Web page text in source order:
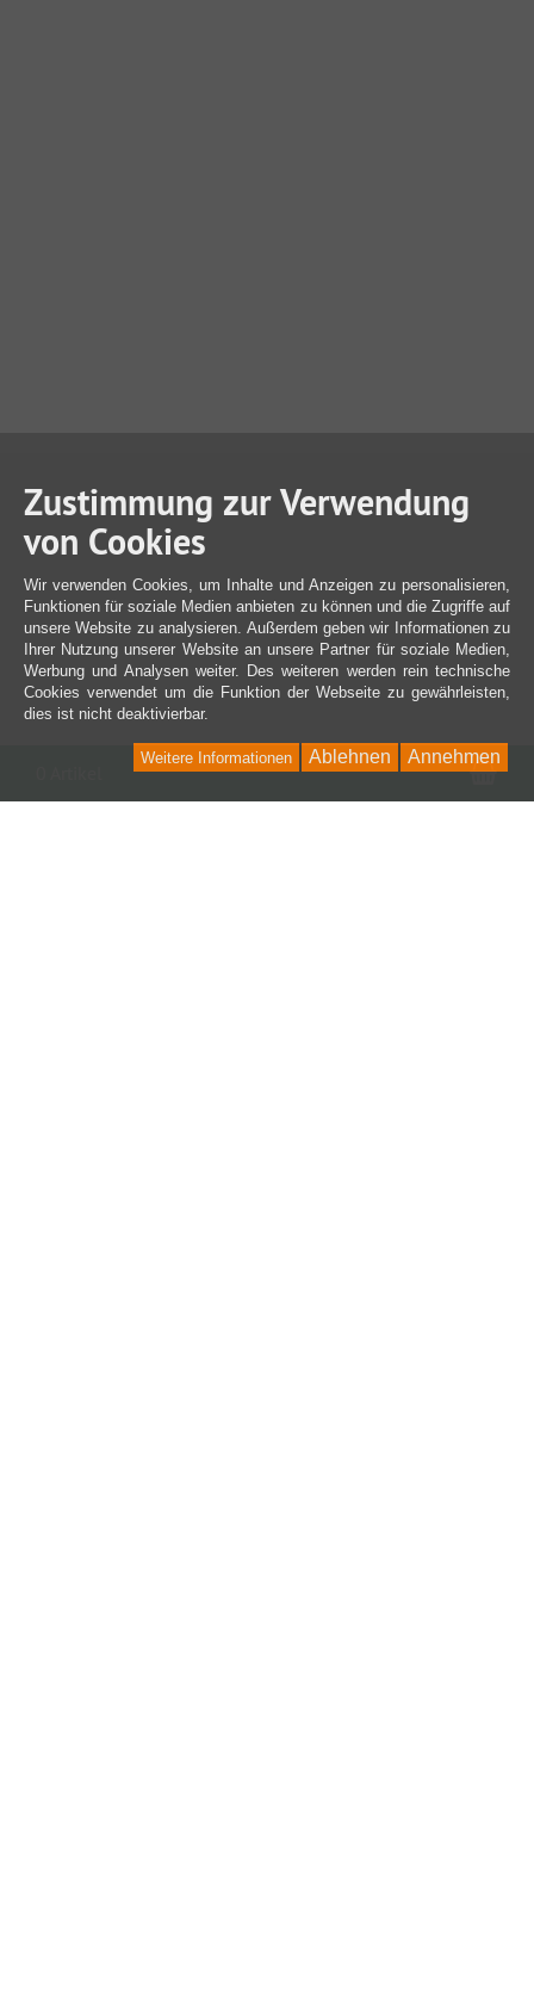
Zustimmung zur Verwendung
von Cookies
Wir verwenden Cookies, um Inhalte und Anzeigen zu personalisieren,
Funktionen für soziale Medien anbieten zu können und die Zugriffe auf
unsere Website zu analysieren. Außerdem geben wir Informationen zu
Ihrer Nutzung unserer Website an unsere Partner für soziale Medien,
Werbung und Analysen weiter. Des weiteren werden rein technische
Cookies verwendet um die Funktion der Webseite zu gewährleisten,
dies ist nicht deaktivierbar.
Annehmen
Ablehnen
Weitere Informationen